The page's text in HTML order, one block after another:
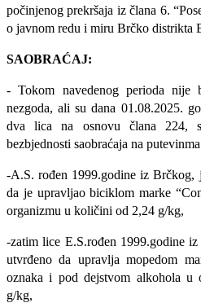
počinjenog prekršaja iz člana 6.
o javnom redu i miru Brčko distrikta
SAOBRAĆAJ:
- Tokom navedenog perioda nije
nezgoda, ali su dana 01.08.2025.
dva licana osnovu člana 224,
bezbjednosti saobraćaja na
-A.S. rođen 1999.godine iz Brčkog,
da je upravljao biciklom marke
organizmu u količini od 2,24 g/kg,
-zatim lice E.S.rođen 1999.godine
utvrđeno da upravlja mopedom
oznaka i pod dejstvom alkohola
g/kg,